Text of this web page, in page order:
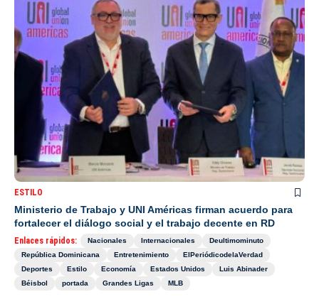
ESTILO
Ministerio de Trabajo y UNI Américas firman acuerdo para
fortalecer el diálogo social y el trabajo decente en RD
Enlaces rápidos: Nacionales Internacionales
Deultimominuto
República Dominicana
Entretenimiento
ElPeriódicodelaVerdad
Deportes
Estilo Economía Estados Unidos
Luis Abinader
Béisbol
portada Grandes Ligas MLB